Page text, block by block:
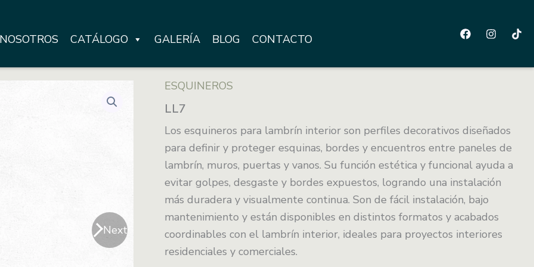
NOSOTROS CATÁLOGO GALERÍA BLOG CONTACTO
Next
ESQUINEROS
LL7
Los esquineros para lambrín interior son perfiles decorativos diseñados
para definir y proteger esquinas, bordes y encuentros entre paneles de
lambrín, muros, puertas y vanos. Su función estética y funcional ayuda a
evitar golpes, desgaste y bordes expuestos, logrando una instalación
más duradera y visualmente continua. Son de fácil instalación, bajo
mantenimiento y están disponibles en distintos formatos y acabados
coordinables con el lambrín interior, ideales para proyectos interiores
residenciales y comerciales.